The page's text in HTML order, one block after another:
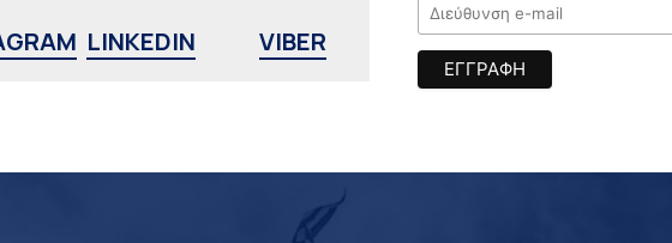
LINKEDIN VIBER